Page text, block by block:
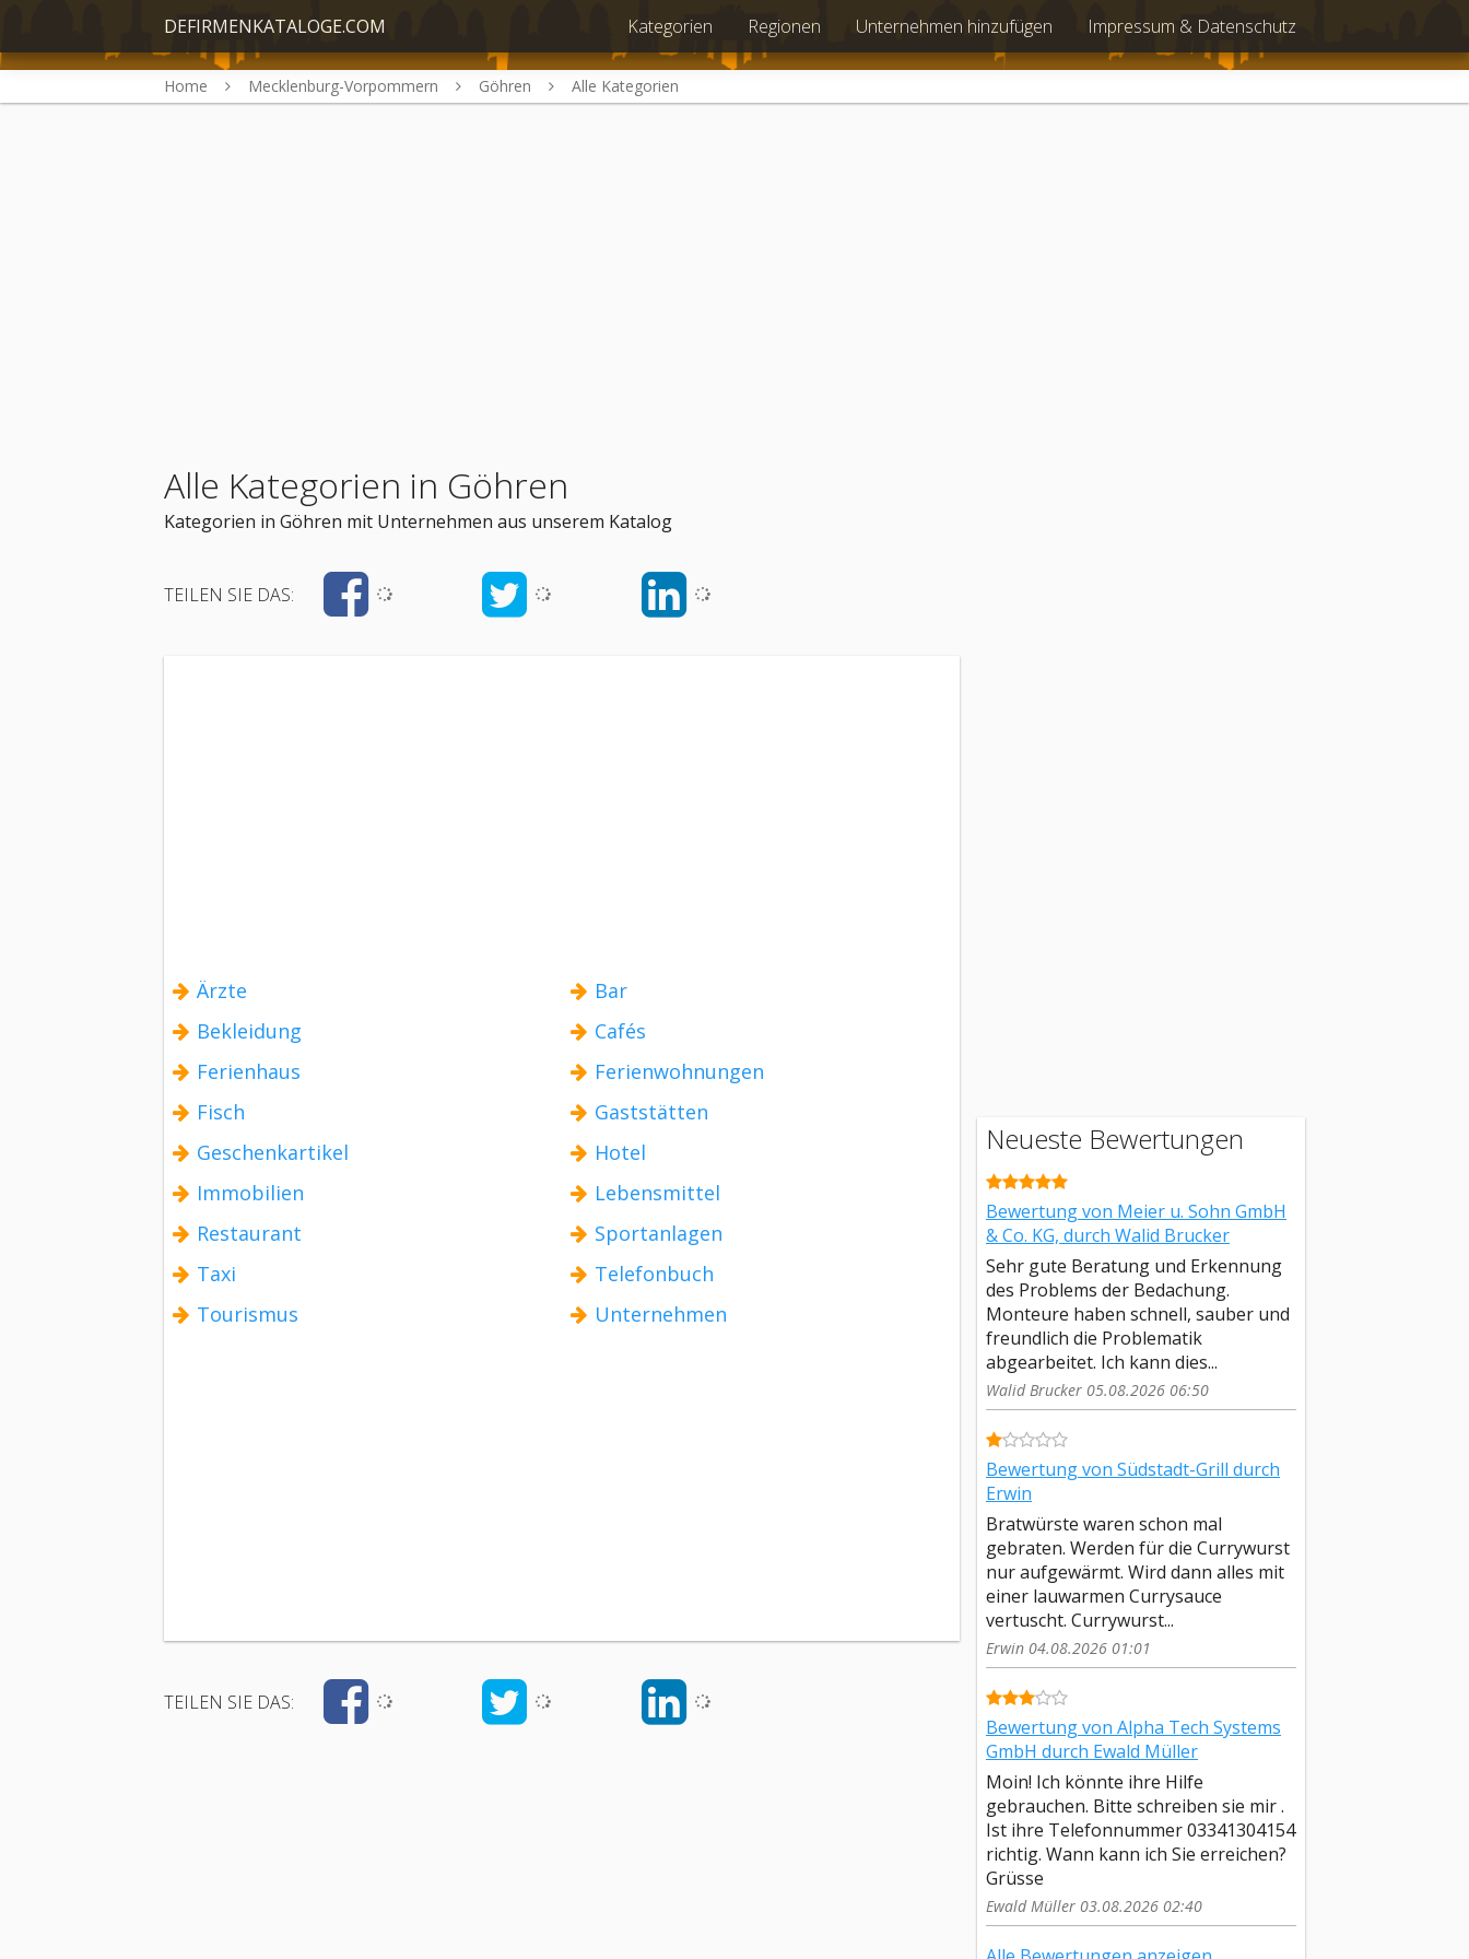
DEFIRMENKATALOGE.COM Kategorien Regionen Unternehmen hinzufügen Impressum & Datenschutz
Home Mecklenburg-Vorpommern Göhren Alle Kategorien
Alle Kategorien in Göhren
Kategorien in Göhren mit Unternehmen aus unserem Katalog
TEILEN SIE DAS:
Ärzte
Bar
Bekleidung
Cafés
Ferienhaus
Ferienwohnungen
Fisch
Gaststätten
Geschenkartikel
Hotel
Immobilien
Lebensmittel
Restaurant
Sportanlagen
Taxi
Telefonbuch
Tourismus
Unternehmen
TEILEN SIE DAS:
Neueste Bewertungen
Bewertung von Meier u. Sohn GmbH
& Co. KG, durch Walid Brucker
Sehr gute Beratung und Erkennung
des Problems der Bedachung.
Monteure haben schnell, sauber und
freundlich die Problematik
abgearbeitet. Ich kann dies...
Walid Brucker 05.08.2026 06:50
Bewertung von Südstadt-Grill durch
Erwin
Bratwürste waren schon mal
gebraten. Werden für die Currywurst
nur aufgewärmt. Wird dann alles mit
einer lauwarmen Currysauce
vertuscht. Currywurst...
Erwin 04.08.2026 01:01
Bewertung von Alpha Tech Systems
GmbH durch Ewald Müller
Moin! Ich könnte ihre Hilfe
gebrauchen. Bitte schreiben sie mir .
Ist ihre Telefonnummer 03341304154
richtig. Wann kann ich Sie erreichen?
Grüsse
Ewald Müller 03.08.2026 02:40